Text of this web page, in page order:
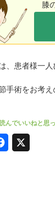
膝
、患者様一
手術をお考